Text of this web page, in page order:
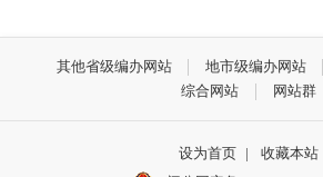
其他省级编办网站 地市级编办网站
综合网站
网站群
设为首页 |
收藏本站